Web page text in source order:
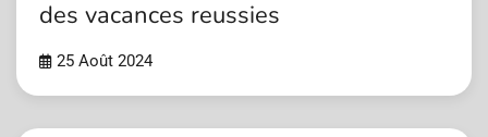
des vacances reussies
25 Août 2024